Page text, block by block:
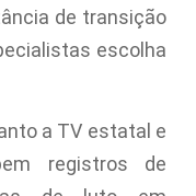
de transição
escolha
a TV estatal e
registros de